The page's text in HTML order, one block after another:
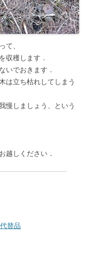
て、
収穫します．
いでおきます．
は立ち枯れしてしまう
慢しましょう、という
越しください．
替品